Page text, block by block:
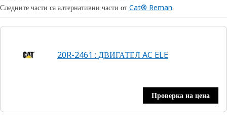
Следните части са алтернативни части от Cat® Reman.
20R-2461 : ДВИГАТЕЛ AC ELE
Проверка на цена